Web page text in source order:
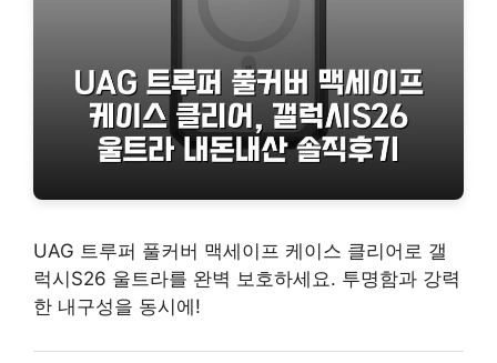
UAG 트루퍼 풀커버 맥세이프 케이스 클리어로 갤
럭시S26 울트라를 완벽 보호하세요. 투명함과 강력
한 내구성을 동시에!